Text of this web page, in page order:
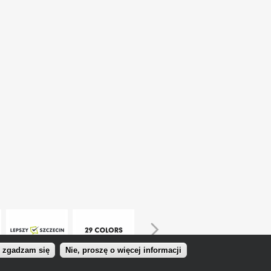
zgadzam się Nie, proszę o więcej informacji